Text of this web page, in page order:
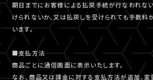
期日までにお客様による払戻手続が行なわれな
けられないか、又は払戻しを受けられても手数料
います。
■支払方法
商品ごとに通信画面に表示いたします。
なお、商品又は課金に対する支払方法が追加、